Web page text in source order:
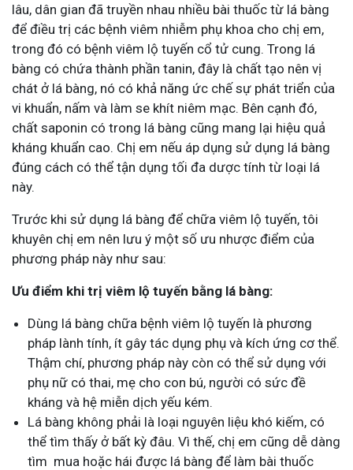
lâu, dân gian đã truyền nhau nhiều bài thuốc từ lá bàng
để điều trị các bệnh viêm nhiễm phụ khoa cho chị em,
trong đó có bệnh viêm lộ tuyến cổ tử cung. Trong lá
bàng có chứa thành phần tanin, đây là chất tạo nên vị
chát ở lá bàng, nó có khả năng ức chế sự phát triển của
vi khuẩn, nấm và làm se khít niêm mạc. Bên cạnh đó,
chất saponin có trong lá bàng cũng mang lại hiệu quả
kháng khuẩn cao. Chị em nếu áp dụng sử dụng lá bàng
đúng cách có thể tận dụng tối đa dược tính từ loại lá
này.
Trước khi sử dụng lá bàng để chữa viêm lộ tuyến, tôi
khuyên chị em nên lưu ý một số ưu nhược điểm của
phương pháp này như sau:
Ưu điểm khi trị viêm lộ tuyến bằng lá bàng:
Dùng lá bàng chữa bệnh viêm lộ tuyến là phương
pháp lành tính, ít gây tác dụng phụ và kích ứng cơ thể.
Thậm chí, phương pháp này còn có thể sử dụng với
phụ nữ có thai, mẹ cho con bú, người có sức đề
kháng và hệ miễn dịch yếu kém.
Lá bàng không phải là loại nguyên liệu khó kiếm, có
thể tìm thấy ở bất kỳ đâu. Vì thế, chị em cũng dễ dàng
tìm mua hoặc hái được lá bàng để làm bài thuốc